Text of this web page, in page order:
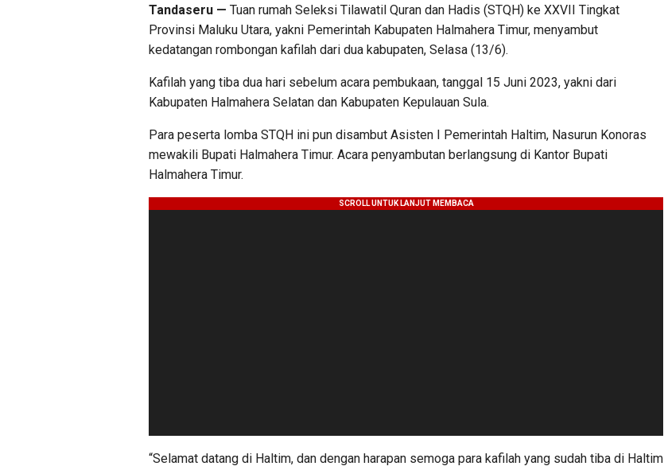
Tandaseru — Tuan rumah Seleksi Tilawatil Quran dan Hadis (STQH) ke XXVII Tingkat
Provinsi Maluku Utara, yakni Pemerintah Kabupaten Halmahera Timur, menyambut
kedatangan rombongan kafilah dari dua kabupaten, Selasa (13/6).
Kafilah yang tiba dua hari sebelum acara pembukaan, tanggal 15 Juni 2023, yakni dari
Kabupaten Halmahera Selatan dan Kabupaten Kepulauan Sula.
Para peserta lomba STQH ini pun disambut Asisten I Pemerintah Haltim, Nasurun Konoras
mewakili Bupati Halmahera Timur. Acara penyambutan berlangsung di Kantor Bupati
Halmahera Timur.
“Selamat datang di Haltim, dan dengan harapan semoga para kafilah yang sudah tiba di Haltim